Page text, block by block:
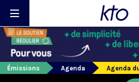
Émissions Agenda Agenda